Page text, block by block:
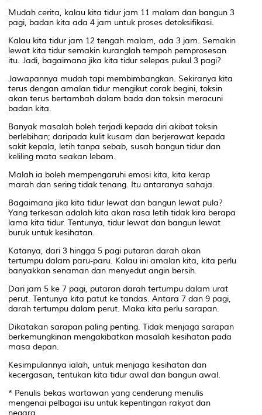
Mudah cerita, kalau kita tidur jam 11 malam dan bangun 3
pagi, badan kita ada 4 jam untuk proses detoksifikasi.
Kalau kita tidur jam 12 tengah malam, ada 3 jam. Semakin
lewat kita tidur semakin kuranglah tempoh pemprosesan
itu. Jadi, bagaimana jika kita tidur selepas pukul 3 pagi?
Jawapannya mudah tapi membimbangkan. Sekiranya kita
terus dengan amalan tidur mengikut corak begini, toksin
akan terus bertambah dalam bada dan toksin meracuni
badan kita.
Banyak masalah boleh terjadi kepada diri akibat toksin
berlebihan; daripada kulit kusam dan berjerawat kepada
sakit kepala, letih tanpa sebab, susah bangun tidur dan
keliling mata seakan lebam.
Malah ia boleh mempengaruhi emosi kita, kita kerap
marah dan sering tidak tenang. Itu antaranya sahaja.
Bagaimana jika kita tidur lewat dan bangun lewat pula?
Yang terkesan adalah kita akan rasa letih tidak kira berapa
lama kita tidur. Tentunya, tidur lewat dan bangun lewat
buruk untuk kesihatan.
Katanya, dari 3 hingga 5 pagi putaran darah akan
tertumpu dalam paru-paru. Kalau ini amalan kita, kita perlu
banyakkan senaman dan menyedut angin bersih.
Dari jam 5 ke 7 pagi, putaran darah tertumpu dalam urat
perut. Tentunya kita patut ke tandas. Antara 7 dan 9 pagi,
darah tertumpu dalam perut. Maka kita perlu sarapan.
Dikatakan sarapan paling penting. Tidak menjaga sarapan
berkemungkinan mengakibatkan masalah kesihatan pada
masa depan.
Kesimpulannya ialah, untuk menjaga kesihatan dan
kecergasan, tentukan kita tidur awal dan bangun awal.
* Penulis bekas wartawan yang cenderung menulis
mengenai pelbagai isu untuk kepentingan rakyat dan
negara